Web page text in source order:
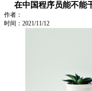
在中国程序员能不能
作者：
时间：2021/11/12